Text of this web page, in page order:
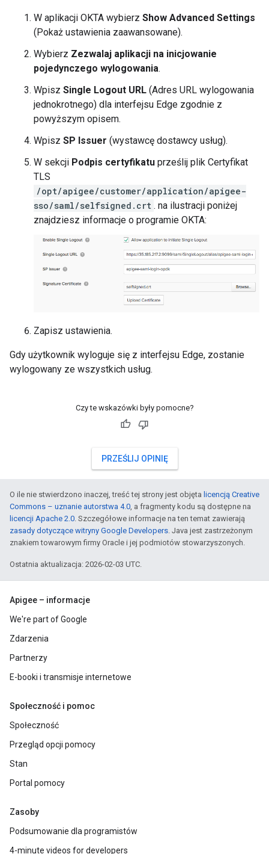
W aplikacji OKTA wybierz Show Advanced Settings
(Pokaż ustawienia zaawansowane).
Wybierz Zezwalaj aplikacji na inicjowanie
pojedynczego wylogowania.
Wpisz Single Logout URL (Adres URL wylogowania
jednokrotnego) dla interfejsu Edge zgodnie z
powyższym opisem.
Wpisz SP Issuer (wystawcę dostawcy usług).
W sekcji Podpis certyfikatu prześlij plik Certyfikat
TLS
/opt/apigee/customer/application/apigee-
sso/saml/selfsigned.crt . na ilustracji poniżej
znajdziesz informacje o programie OKTA:
Zapisz ustawienia.
Gdy użytkownik wyloguje się z interfejsu Edge, zostanie
wylogowany ze wszystkich usług.
Czy te wskazówki były pomocne?
PRZEŚLIJ OPINIĘ
O ile nie stwierdzono inaczej, treść tej strony jest objęta licencją Creative
Commons – uznanie autorstwa 4.0 , a fragmenty kodu są dostępne na
licencji Apache 2.0 . Szczegółowe informacje na ten temat zawierają
zasady dotyczące witryny Google Developers . Java jest zastrzeżonym
znakiem towarowym firmy Oracle i jej podmiotów stowarzyszonych.
Ostatnia aktualizacja: 2026-02-03 UTC.
Apigee – informacje
We're part of Google
Zdarzenia
Partnerzy
E-booki i transmisje internetowe
Społeczność i pomoc
Społeczność
Przegląd opcji pomocy
Stan
Portal pomocy
Zasoby
Podsumowanie dla programistów
4-minute videos for developers